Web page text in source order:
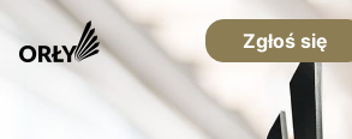
Zgłoś się